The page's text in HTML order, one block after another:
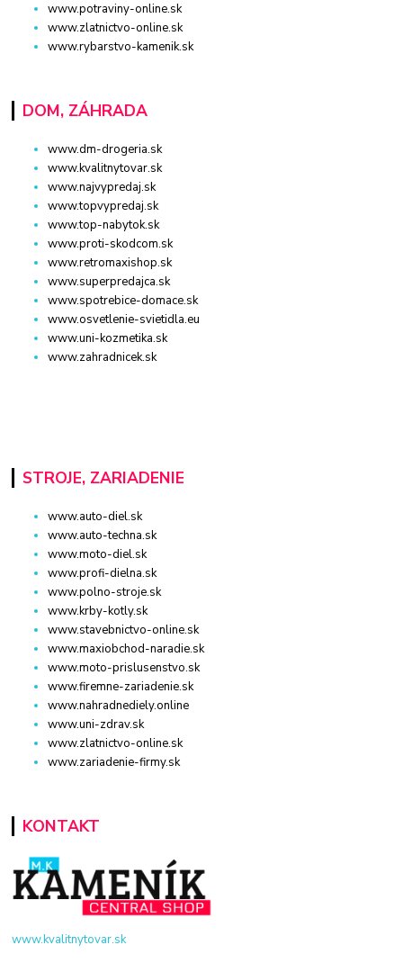
www.potraviny-online.sk
www.zlatnictvo-online.sk
www.rybarstvo-kamenik.sk
DOM, ZÁHRADA
www.dm-drogeria.sk
www.kvalitnytovar.sk
www.najvypredaj.sk
www.topvypredaj.sk
www.top-nabytok.sk
www.proti-skodcom.sk
www.retromaxishop.sk
www.superpredajca.sk
www.spotrebice-domace.sk
www.osvetlenie-svietidla.eu
www.uni-kozmetika.sk
www.zahradnicek.sk
STROJE, ZARIADENIE
www.auto-diel.sk
www.auto-techna.sk
www.moto-diel.sk
www.profi-dielna.sk
www.polno-stroje.sk
www.krby-kotly.sk
www.stavebnictvo-online.sk
www.maxiobchod-naradie.sk
www.moto-prislusenstvo.sk
www.firemne-zariadenie.sk
www.nahradnediely.online
www.uni-zdrav.sk
www.zlatnictvo-online.sk
www.zariadenie-firmy.sk
KONTAKT
www.kvalitnytovar.sk